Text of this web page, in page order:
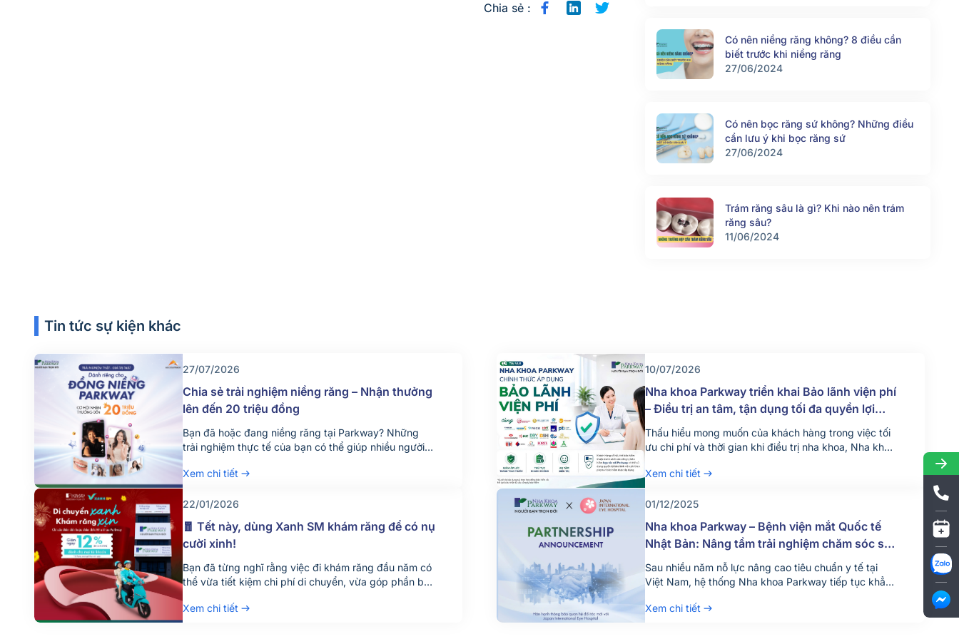
Chia sẻ :
Có nên niềng răng không? 8 điều cần
biết trước khi niềng răng
27/06/2024
Có nên bọc răng sứ không? Những điều
cần lưu ý khi bọc răng sứ
27/06/2024
Trám răng sâu là gì? Khi nào nên trám
răng sâu?
11/06/2024
Tin tức sự kiện khác
27/07/2026
Chia sẻ trải nghiệm niềng răng – Nhận thưởng
lên đến 20 triệu đồng
Bạn đã hoặc đang niềng răng tại Parkway? Những
trải nghiệm thực tế của bạn có thể giúp nhiều người
mình. Nhằm lan tỏa những câu chuyện chân thực từ
AccessTrade triển khai […]
Xem chi tiết
10/07/2026
Nha khoa Parkway triển khai Bảo lãnh viện phí
– Điều trị an tâm, tận dụng tối đa quyền lợi
bảo hiểm
Thấu hiểu mong muốn của khách hàng trong việc tối
ưu chi phí và thời gian khi điều trị nha khoa, Nha khoa
phí từ ngày 18/06/2026. Bảo lãnh viện phí là gì? Bảo
Xem chi tiết
22/01/2026
🧧 Tết này, dùng Xanh SM khám răng để có nụ
cười xinh!
Bạn đã từng nghĩ rằng việc đi khám răng đầu năm có
thể vừa tiết kiệm chi phí di chuyển, vừa góp phần bảo
tiếp tục phối hợp cùng Xanh SM mang đến cho khách
Xem chi tiết
01/12/2025
Nha khoa Parkway – Bệnh viện mắt Quốc tế
Nhật Bản: Nâng tầm trải nghiệm chăm sóc sức
khỏe răng và mắt
Sau nhiều năm nỗ lực nâng cao tiêu chuẩn y tế tại
Việt Nam, hệ thống Nha khoa Parkway tiếp tục khẳng
chăm sóc sức khỏe chất lượng cao. Tháng 12 vừa
Xem chi tiết